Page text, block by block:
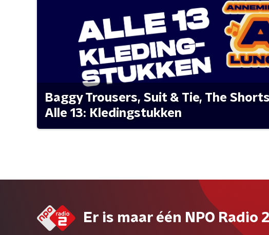
Baggy Trousers, Suit & Tie, The
Alle 13: Kledingstukken
Er is maar één NPO Radio 2